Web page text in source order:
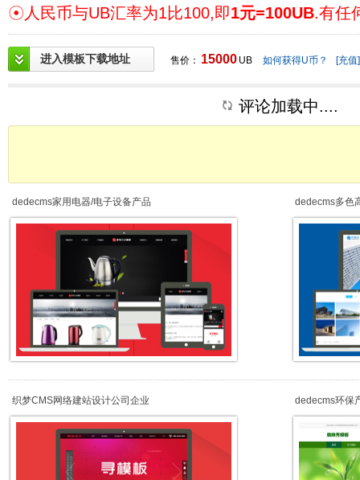
☉人民币与UB汇率为1比100,即1元=100UB.有任
进入模板下载地址 售价： 15000 UB 如何获得U币？ [充值]
评论加载中....
dedecms家用电器/电子设备产品 dedecms多色
织梦CMS网络建站设计公司企业 dedecms环保